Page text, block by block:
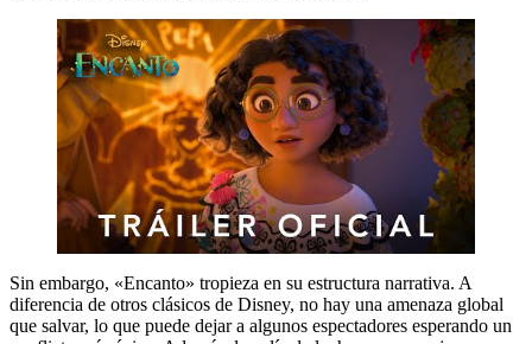
Sin embargo, «Encanto» tropieza en su estructura narrativa. A
diferencia de otros clásicos de Disney, no hay una amenaza global
que salvar, lo que puede dejar a algunos espectadores esperando un